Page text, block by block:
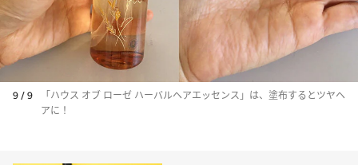
9 / 9
「ハウス オブ ローゼ ハーバルヘアエッセンス」は、塗布するとツヤヘ
アに！